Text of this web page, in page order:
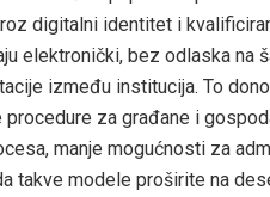
digitalni identitet i
elektronički, bez odlaska na
između institucija. To
za građane i
manje mogućnosti za
takve modele proširite na